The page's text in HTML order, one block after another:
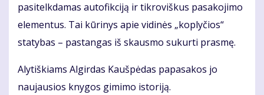
pasitelkdamas autofikciją ir tikroviškus pasakojimo
elementus. Tai kūrinys apie vidinės „koplyčios“
statybas – pastangas iš skausmo sukurti prasmę.
Alytiškiams Algirdas Kaušpėdas papasakos jo
naujausios knygos gimimo istoriją.